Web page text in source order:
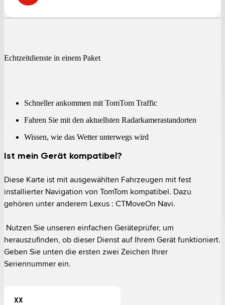
Echtzeitdienste in einem Paket
Schneller ankommen mit TomTom Traffic
Fahren Sie mit den aktuellsten Radarkamerastandorten
Wissen, wie das Wetter unterwegs wird
Ist mein Gerät kompatibel?
Diese Karte ist mit ausgewählten Fahrzeugen mit fest
installierter Navigation von TomTom kompatibel. Dazu
gehören unter anderem Lexus : CTMoveOn Navi.
herauszufinden, ob dieser Dienst auf Ihrem Gerät funktioniert.
Geben Sie unten die ersten zwei Zeichen Ihrer
Seriennummer ein.
XX